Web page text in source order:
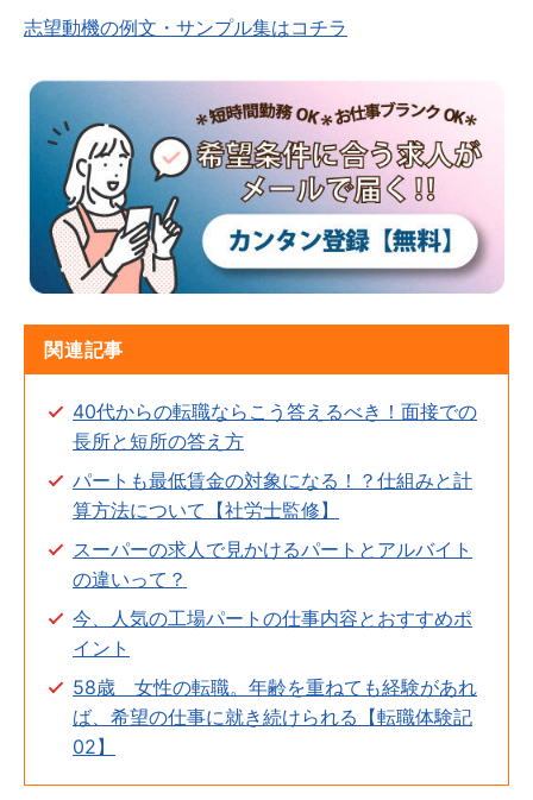
志望動機の例文・サンプル集はコチラ
関連記事
40代からの転職ならこう答えるべき！面接での
長所と短所の答え方
パートも最低賃金の対象になる！？仕組みと計
算方法について【社労士監修】
スーパーの求人で見かけるパートとアルバイト
の違いって？
今、人気の工場パートの仕事内容とおすすめポ
イント
58歳 女性の転職。年齢を重ねても経験があれ
ば、希望の仕事に就き続けられる【転職体験記
02】